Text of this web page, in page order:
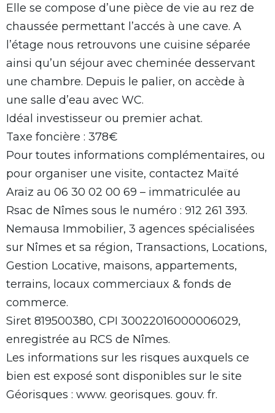
Elle se compose d’une pièce de vie au rez de
chaussée permettant l’accés à une cave. A
l’étage nous retrouvons une cuisine séparée
ainsi qu’un séjour avec cheminée desservant
une chambre. Depuis le palier, on accède à
une salle d’eau avec WC.
Idéal investisseur ou premier achat.
Taxe foncière : 378€
Pour toutes informations complémentaires, ou
pour organiser une visite, contactez Maïté
Araiz au 06 30 02 00 69 – immatriculée au
Rsac de Nîmes sous le numéro : 912 261 393.
Nemausa Immobilier, 3 agences spécialisées
sur Nîmes et sa région, Transactions, Locations,
Gestion Locative, maisons, appartements,
terrains, locaux commerciaux & fonds de
commerce.
Siret 819500380, CPI 30022016000006029,
enregistrée au RCS de Nîmes.
Les informations sur les risques auxquels ce
bien est exposé sont disponibles sur le site
Géorisques : www. georisques. gouv. fr.